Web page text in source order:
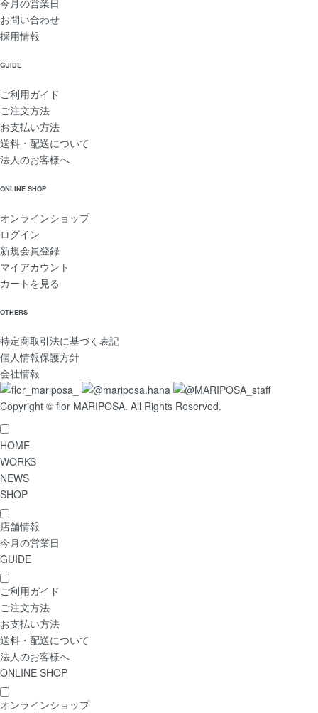
今月の営業日
お問い合わせ
採用情報
GUIDE
ご利用ガイド
ご注文方法
お支払い方法
送料・配送について
法人のお客様へ
ONLINE SHOP
オンラインショップ
ログイン
新規会員登録
マイアカウント
カートを見る
OTHERS
特定商取引法に基づく表記
個人情報保護方針
会社情報
Copyright © flor MARIPOSA. All Rights Reserved.
HOME
WORKS
NEWS
SHOP
店舗情報
今月の営業日
GUIDE
ご利用ガイド
ご注文方法
お支払い方法
送料・配送について
法人のお客様へ
ONLINE SHOP
オンラインショップ